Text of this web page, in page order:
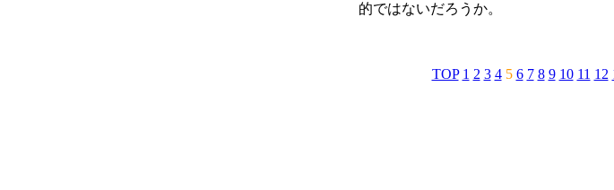
的ではないだろうか。
TOP 1 2 3 4 5 6 7 8 9 10 11 12